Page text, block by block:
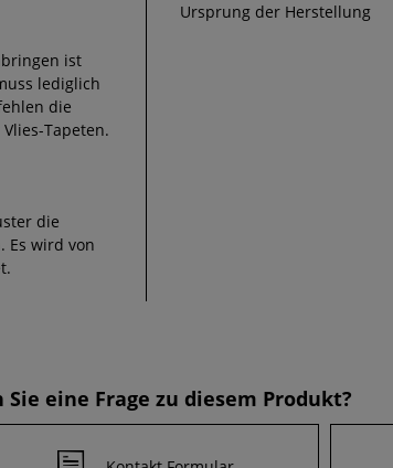
ist
lediglich
die
Tapeten.
die
Es wird von
Ursprung der Herstellung
Sie eine Frage zu diesem Produkt?